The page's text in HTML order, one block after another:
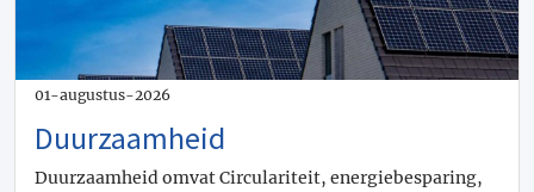
01-augustus-2026
Duurzaamheid
Duurzaamheid omvat Circulariteit, energiebesparing,